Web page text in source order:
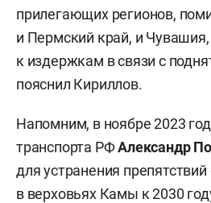
прилегающих регионов,
и Пермский край, и Чувашия,
к издержкам в связи с
пояснил Кириллов.
Напомним, в ноябре 2023
транспорта РФАлександр
для устранения препятствий
в верховьях Камы к 2030